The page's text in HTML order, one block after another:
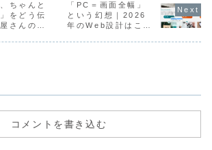
せんか？これらの
提案は一見魅力的
に聞こえますが、
少し注意が必要で
す。検索エンジン
で効率的に見込み
客にリーチできる
ツールとして、多
くの注目を集めて
います。 しかし、
でしょうか
のやり方が
つつある今
営者の中に
ちゃんと
をどう伝
さんのた
「PC＝画面全幅」
という幻想｜2026
年のWeb設計はここ
コメントを書き込む